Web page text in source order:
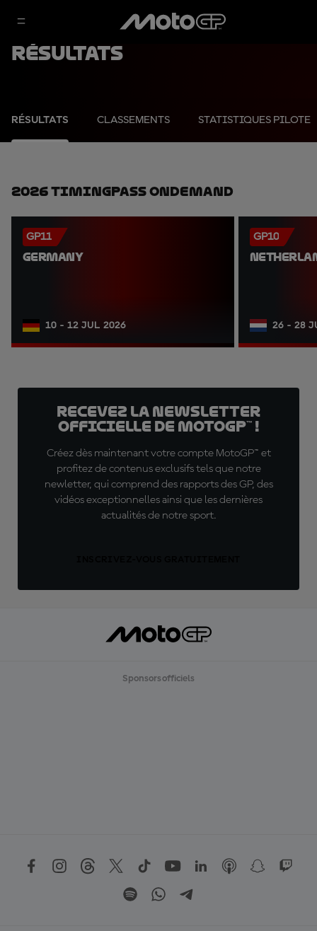
Résultats
RÉSULTATS CLASSEMENTS STATISTIQUES PILOTE
2026 TimingPass OnDemand
GP11
GERMANY
10 - 12 JUL 2026
GP10
26 - 28
Recevez la Newsletter
officielle de MotoGP™ !
Créez dès maintenant votre compte MotoGP™ et
profitez de contenus exclusifs tels que notre
newletter, qui comprend des rapports des GP, des
vidéos exceptionnelles ainsi que les dernières
actualités de notre sport.
Sponsors officiels